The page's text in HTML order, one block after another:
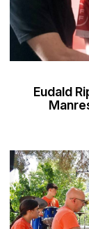
Eudald